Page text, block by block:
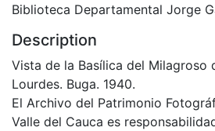
Biblioteca Departamental Jorge
Description
Vista de la Basílica del Milagroso
Lourdes. Buga. 1940.
El Archivo del Patrimonio
Valle del Cauca es